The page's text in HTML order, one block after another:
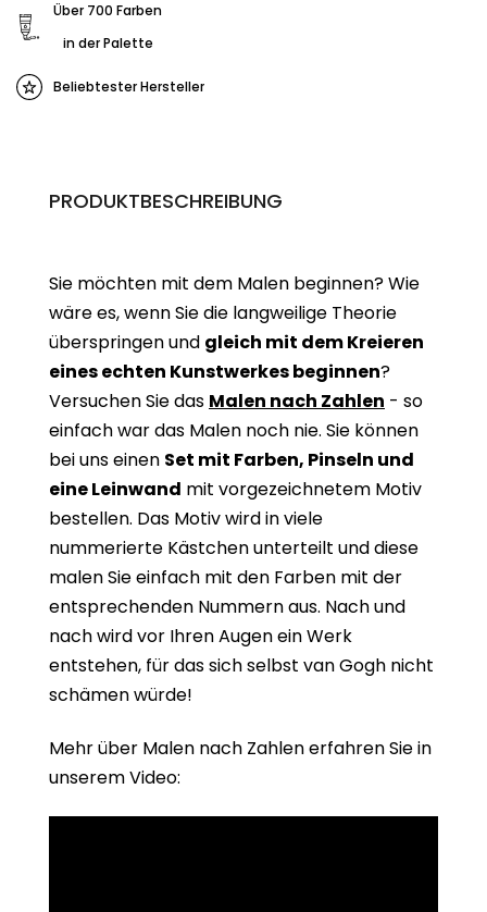
Über 700 Farben
in der Palette
Beliebtester Hersteller
PRODUKTBESCHREIBUNG
Sie möchten mit dem Malen beginnen? Wie
wäre es, wenn Sie die langweilige Theorie
überspringen und gleich mit dem Kreieren
eines echten Kunstwerkes beginnen?
Versuchen Sie das Malen nach Zahlen - so
einfach war das Malen noch nie. Sie können
bei uns einen Set mit Farben, Pinseln und
eine Leinwand mit vorgezeichnetem Motiv
bestellen. Das Motiv wird in viele
nummerierte Kästchen unterteilt und diese
malen Sie einfach mit den Farben mit der
entsprechenden Nummern aus. Nach und
nach wird vor Ihren Augen ein Werk
entstehen, für das sich selbst van Gogh nicht
schämen würde!
Mehr über Malen nach Zahlen erfahren Sie in
unserem Video: